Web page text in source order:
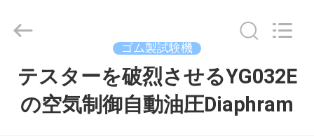
家
Dongguan
Zhongli
Reserved.
ゴム製試験機
テスターを破烈させるYG032E
の空気制御自動油圧Diaphram